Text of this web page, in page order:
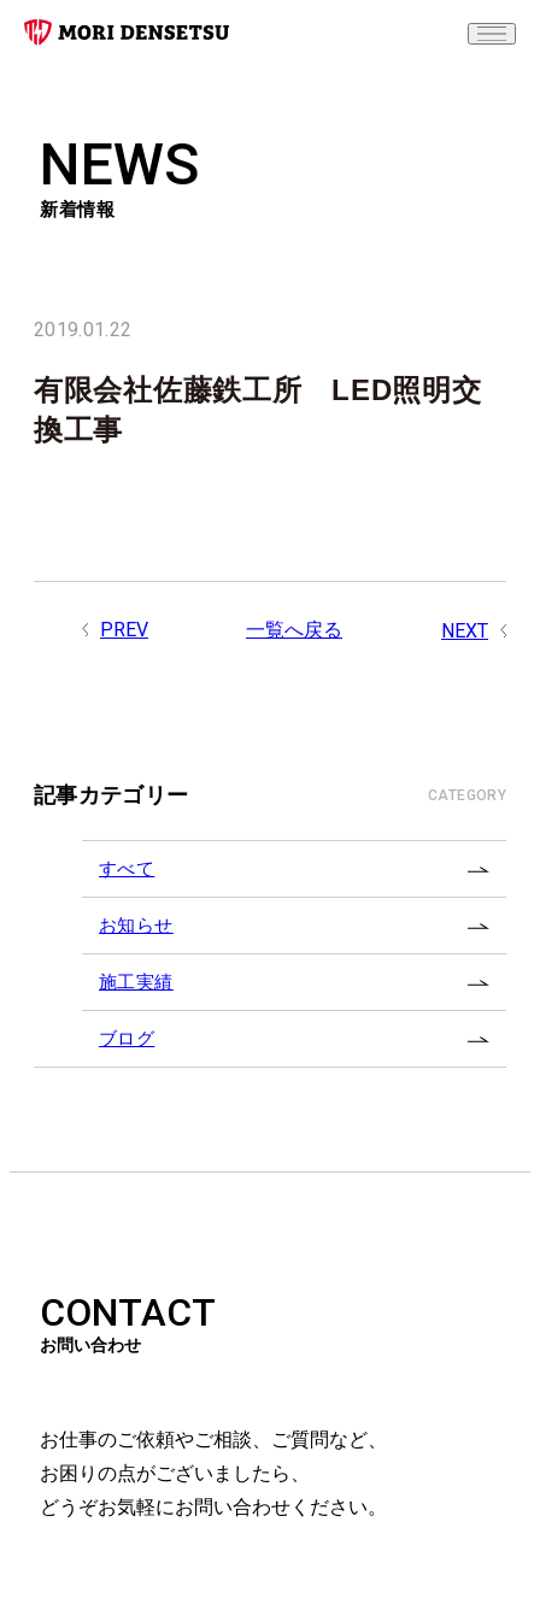
NEWS
新着情報
記事カテゴリー CATEGORY
すべて
お知らせ
施工実績
ブログ
2019.01.22
有限会社佐藤鉄工所 LED照明交
換工事
PREV 一覧へ戻る NEXT
CONTACT
お問い合わせ
お仕事のご依頼やご相談、ご質問など、
お困りの点がございましたら、
どうぞお気軽にお問い合わせください。